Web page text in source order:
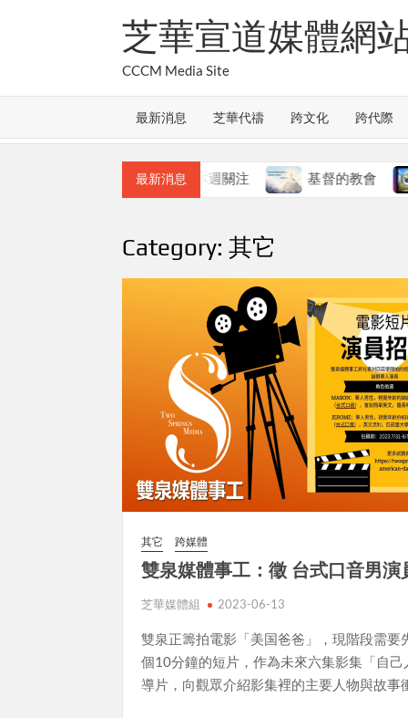
芝華宣道媒體網
CCCM Media Site
最新消息 芝華代禱 跨文化 跨代際
最新消息
本週關注 基督的教會 本
Category:其它
其它 跨媒體
雙泉媒體事工：徵 台式口音男演
芝華媒體組 2023-06-13
雙泉正籌拍電影「美国爸爸」，現階段需要
個10分鐘的短片，作為未來六集影集「自己
導片，向觀眾介紹影集裡的主要人物與故事